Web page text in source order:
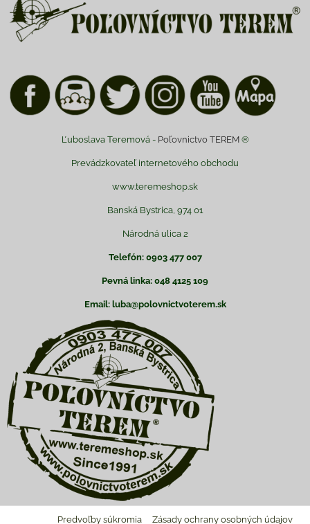
Ľuboslava Teremová - Poľovnictvo TEREM®
Prevádzkovateľ internetového obchodu
www.teremeshop.sk
Banská Bystrica, 974 01
Národná ulica 2
Telefón: 0903 477 007
Pevná linka: 048 4125 109
Email: luba@polovnictvoterem.sk
Predvoľby súkromia Zásady ochrany osobných údajov